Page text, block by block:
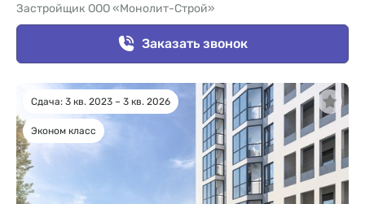
Застройщик ООО «Монолит-Строй»
Заказать звонок
Сдача: 3 кв. 2023 – 3 кв. 2026
Эконом класс